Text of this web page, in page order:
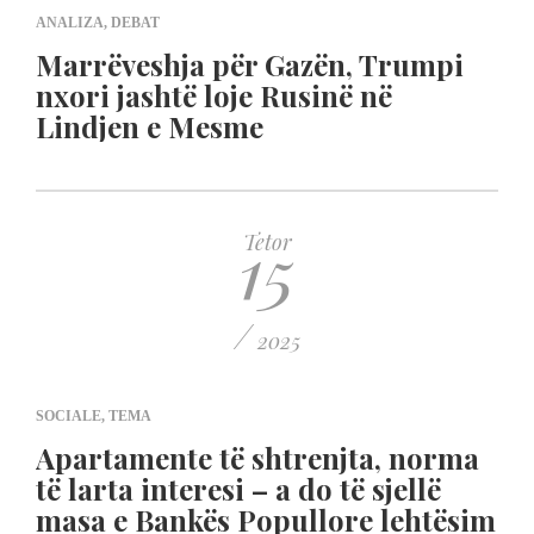
ANALIZA, DEBAT
Marrëveshja për Gazën, Trumpi
nxori jashtë loje Rusinë në
Lindjen e Mesme
Tetor
15
/ 2025
SOCIALE, TEMA
Apartamente të shtrenjta, norma
të larta interesi – a do të sjellë
masa e Bankës Popullore lehtësim